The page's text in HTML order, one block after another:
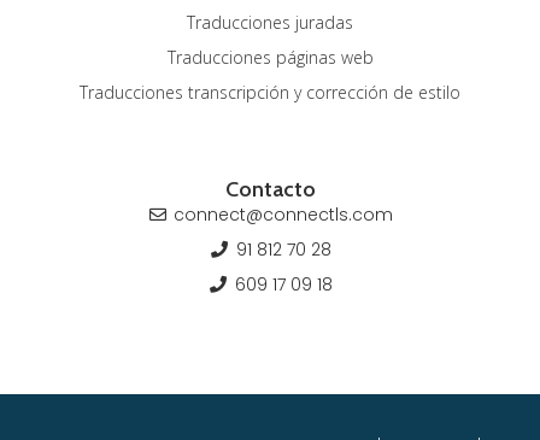
Traducciones juradas
Traducciones páginas web
Traducciones transcripción y corrección de estilo
Contacto
connect@connectls.com
91 812 70 28
609 17 09 18